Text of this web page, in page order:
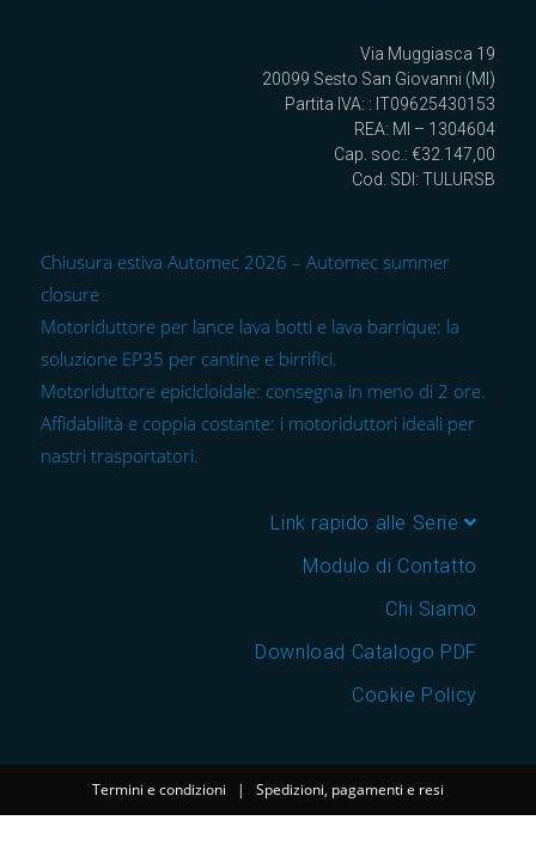
Via Muggiasca 19
20099 Sesto San Giovanni (MI)
Partita IVA: : IT09625430153
REA: MI – 1304604
Cap. soc.: €32.147,00
Cod. SDI: TULURSB
Chiusura estiva Automec 2026 – Automec summer
closure
Motoriduttore per lance lava botti e lava barrique: la
soluzione EP35 per cantine e birrifici.
Motoriduttore epicicloidale: consegna in meno di 2 ore.
Affidabilità e coppia costante: i motoriduttori ideali per
nastri trasportatori.
Link rapido alle Serie
Modulo di Contatto
Chi Siamo
Download Catalogo PDF
Cookie Policy
Termini e condizioni | Spedizioni, pagamenti e resi